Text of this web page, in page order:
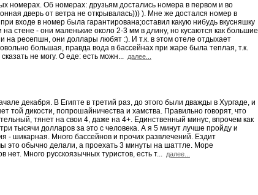
номерах. Об номерах: друзьям достались номера в первом и во
дверь от ветра не открывалась))) ). Мне же достался номер в
входе в номер была гарантирована;оставил какую нибудь вкусняшку
стене - они маленькие около 2-3 мм в длину, но кусаются как большие
на ресепшн, они доллары любят :). И т.к. в этом отеле отдыхает
большая, правда вода в бассейнах при жаре была теплая, т.к.
не могу. О еде: есть можн... далее...
декабря. В Египте в третий раз, до этого были дважды в Хургаде, и
той дикости, попрошайничества и хамства. Правильно говорят, что
тянет на свои 4, даже на 4+. Единственный минус, впрочем как
тысячи долларов за это с человека. А я 5 минут лучше пройду и
- шикарная. Много бассейнов и прочих развлечений. Ездит
это обычно делали, а проехать 3 минуты на шаттле. Море
нет. Много русскоязычных туристов, есть т... далее...